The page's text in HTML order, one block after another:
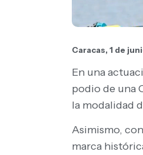
Caracas, 1 de
En una
podio de una
la modalidad
Asimismo,
marca